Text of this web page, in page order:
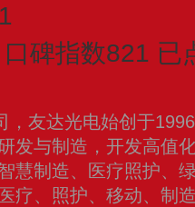
口碑指数821 已
，友达光电始创于
发与制造，开发高值
慧制造、医疗照护、
疗、照护、移动、制